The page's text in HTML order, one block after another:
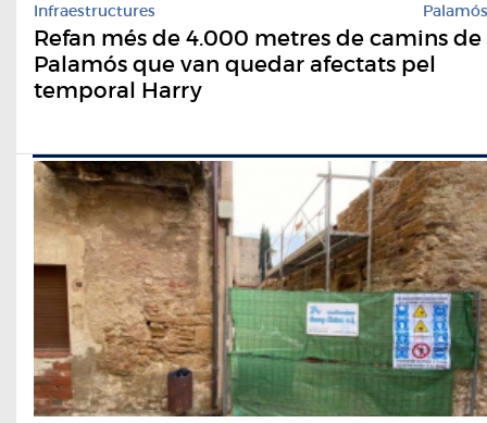
Infraestructures Palamós
Refan més de 4.000 metres de camins de
Palamós que van quedar afectats pel
temporal Harry